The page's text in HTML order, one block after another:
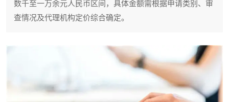
数千至一万余元人民币区间，具体金额需根据申请类别、审
查情况及代理机构定价综合确定。